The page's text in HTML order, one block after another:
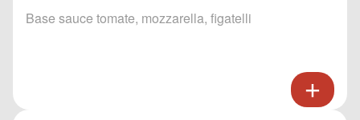
Base sauce tomate, mozzarella, figatelli